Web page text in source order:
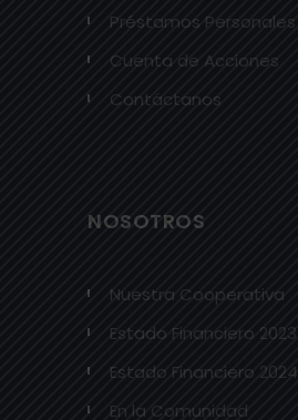
Préstamos Personales
Cuenta de Acciones
Contáctanos
NOSOTROS
Nuestra Cooperativa
Estado Financiero 2023
Estado Financiero 2024
En la Comunidad